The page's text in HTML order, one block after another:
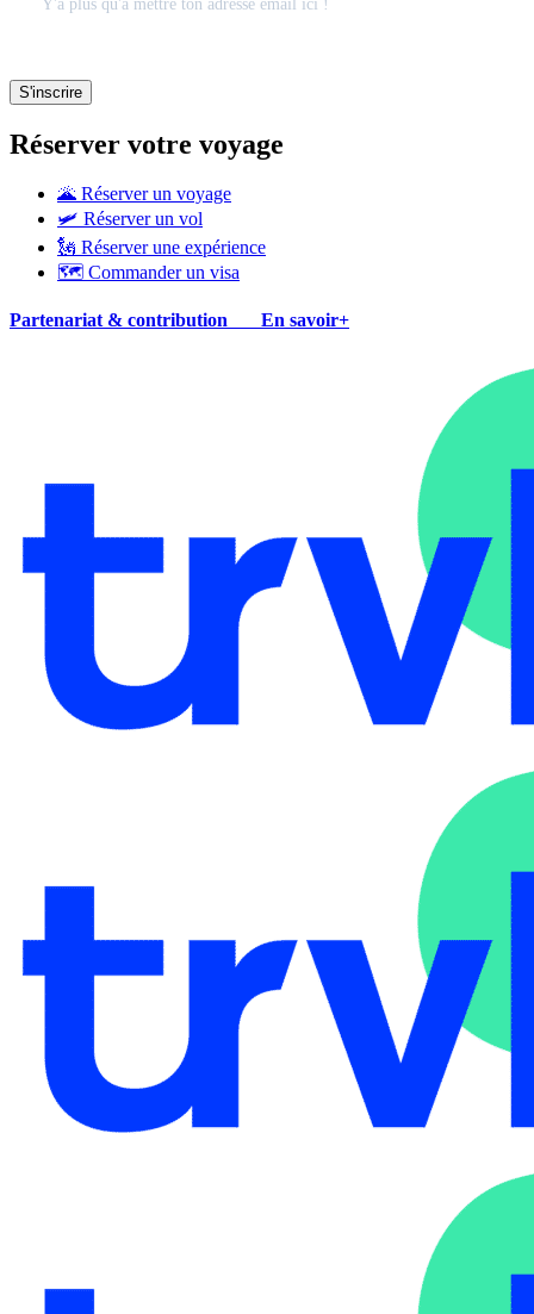
Réserver votre voyage
🌋 Réserver un voyage
🛩 Réserver un vol
🗽 Réserver une expérience
🗺 Commander un visa
Partenariat & contribution En savoir+